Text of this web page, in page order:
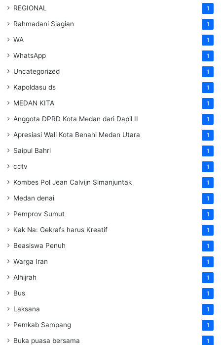
REGIONAL 1
Rahmadani Siagian 1
WA 1
WhatsApp 1
Uncategorized 1
Kapoldasu ds 1
MEDAN KITA 1
Anggota DPRD Kota Medan dari Dapil II 1
Apresiasi Wali Kota Benahi Medan Utara 1
Saipul Bahri 1
cctv 1
Kombes Pol Jean Calvijn Simanjuntak 1
Medan denai 1
Pemprov Sumut 1
Kak Na: Gekrafs harus Kreatif 1
Beasiswa Penuh 1
Warga Iran 1
Alhijrah 1
Bus 1
Laksana 1
Pemkab Sampang 1
Buka puasa bersama 1